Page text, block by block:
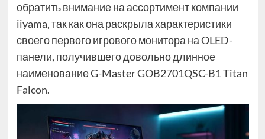
обратить внимание на ассортимент компании
iiyama, так как она раскрыла характеристики
своего первого игрового монитора на OLED-
панели, получившего довольно длинное
наименование G-Master GOB2701QSC-B1 Titan
Falcon.